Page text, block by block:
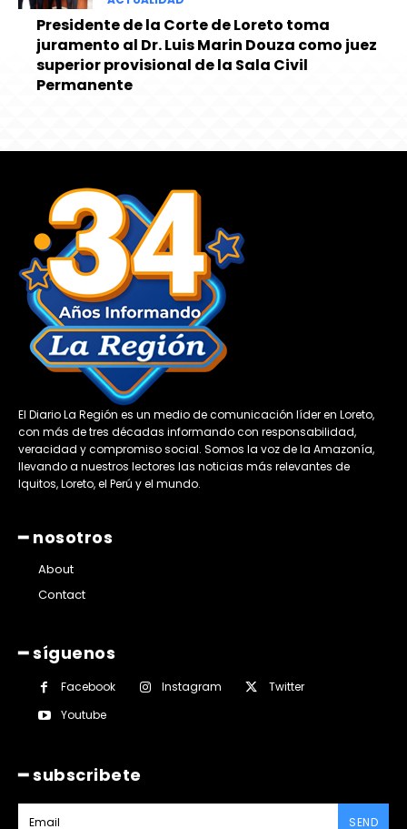
Presidente de la Corte de Loreto toma
juramento al Dr. Luis Marin Douza como juez
superior provisional de la Sala Civil
Permanente
El Diario La Región es un medio de comunicación líder en Loreto,
con más de tres décadas informando con responsabilidad,
veracidad y compromiso social. Somos la voz de la Amazonía,
llevando a nuestros lectores las noticias más relevantes de
Iquitos, Loreto, el Perú y el mundo.
━ nosotros
About
Contact
━ síguenos
Facebook Instagram
Twitter
Youtube
━ subscribete
SEND